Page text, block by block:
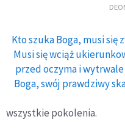
Kto szuka Boga, musi się
Musi się wciąż
przed oczyma i
Boga, swój prawdziwy
wszystkie pokolenia.